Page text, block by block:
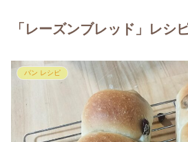
「レーズンブレッド」レシ
パン レシピ